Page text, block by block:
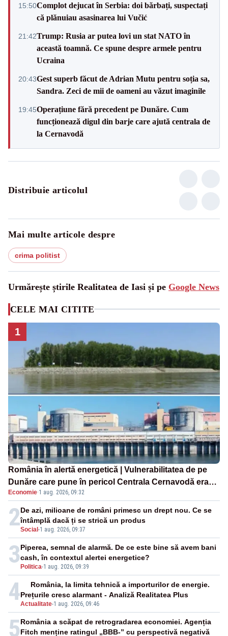
15:50Complot dejucat în Serbia: doi bărbați, suspectați
că plănuiau asasinarea lui Vučić
21:42Trump: Rusia ar putea lovi un stat NATO în
această toamnă. Ce spune despre armele pentru
Ucraina
20:43Gest superb făcut de Adrian Mutu pentru soția sa,
Sandra. Zeci de mii de oameni au văzut imaginile
19:45Operațiune fără precedent pe Dunăre. Cum
funcționează digul din barje care ajută centrala de
la Cernavodă
Distribuie articolul
Mai multe articole despre
crima politist
Urmărește știrile Realitatea de Iasi și pe Google News
CELE MAI CITITE
1
România în alertă energetică | Vulnerabilitatea de pe
Dunăre care pune în pericol Centrala Cernavodă era
cunoscută de pe vremea lui Ceaușescu
Economie·1 aug. 2026, 09:32
2Social -1 aug. 2026, 09:37
De azi, milioane de români primesc un drept nou. Ce se
întâmplă dacă ți se strică un produs
3 Politica-1 aug. 2026, 09:39
Piperea, semnal de alarmă. De ce este bine să avem bani
cash, în contextul alertei energetice?
4Actualitate-1 aug. 2026, 09:46
România, la limita tehnică a importurilor de energie.
Prețurile cresc alarmant - Analiză Realitatea Plus
5România a scăpat de retrogradarea economiei. Agenția
Fitch menține ratingul „BBB-” cu perspectivă negativă